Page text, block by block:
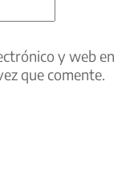
y web en
que comente.